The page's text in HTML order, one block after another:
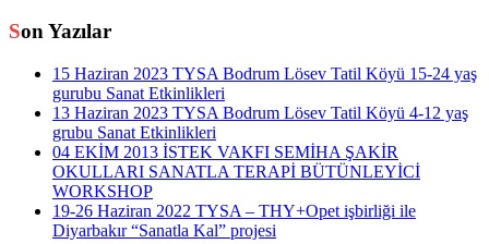
Son Yazılar
15 Haziran 2023 TYSA Bodrum Lösev Tatil Köyü 15-24 yaş
gurubu Sanat Etkinlikleri
13 Haziran 2023 TYSA Bodrum Lösev Tatil Köyü 4-12 yaş
grubu Sanat Etkinlikleri
04 EKİM 2013 İSTEK VAKFI SEMİHA ŞAKİR
OKULLARI SANATLA TERAPİ BÜTÜNLEYİCİ
WORKSHOP
19-26 Haziran 2022 TYSA – THY+Opet işbirliği ile
Diyarbakır “Sanatla Kal” projesi